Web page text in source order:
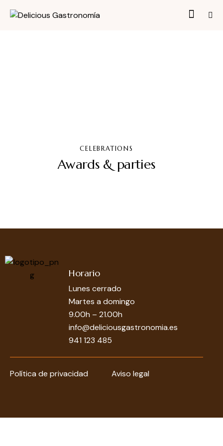
CELEBRATIONS
Awards & parties
Horario
Lunes cerrado
Martes a domingo
9.00h – 21.00h
info@deliciousgastronomia.es
941 123 485
Política de privacidad Aviso legal